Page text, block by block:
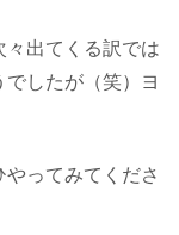
々出てくる訳では
したが（笑）ヨ
ってみてくださ